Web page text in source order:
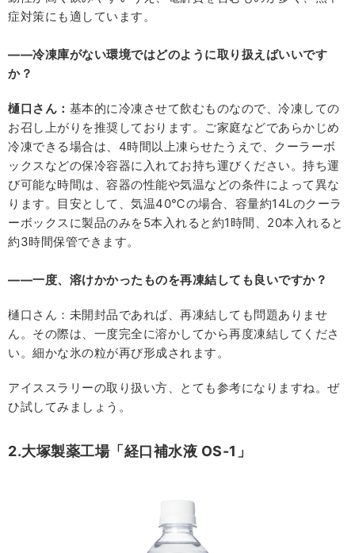
症対策にも適しています。
――冷凍庫がない環境ではどのように取り扱えばいいです
か？
樋口さん： 基本的に冷凍させて飲むものなので、冷凍しての
お召し上がりを推奨しております。ご家庭などであらかじめ
冷凍できる場合は、4時間以上凍らせたうえで、クーラーボ
ックスなどの保冷容器に入れてお持ち運びください。持ち運
び可能な時間は、容器の性能や気温などの条件によって異な
ります。目安として、気温40℃の場合、容量約14Lのクーラ
ーボックスに製品のみを5本入れると約1時間、20本入れると
約3時間保管できます。
――一度、溶けかかったものを再凍結しても良いですか？
樋口さん：未開封品であれば、再凍結しても問題ありませ
ん。その際は、一度完全に溶かしてから再度凍結してくださ
い。細かな氷の粒が再び形成されます。
アイススラリーの取り扱い方、とても参考になりますね。ぜ
ひ試してみましょう。
2.大塚製薬工場「経口補水液 OS-1」